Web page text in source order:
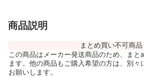
商品説明
まとめ買い不可商品
この商品はメーカー発送商品のため、まと
ます。他の商品もご購入希望の方は、別々
お願いします。